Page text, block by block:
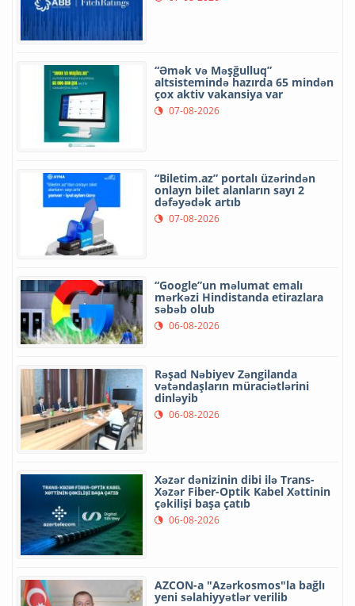
“Əmək və Məşğulluq”
altsistemində hazırda 65 mindən
çox aktiv vakansiya var
07-08-2026
“Biletim.az” portalı üzərindən
onlayn bilet alanların sayı 2
dəfəyədək artıb
07-08-2026
“Google”un məlumat emalı
mərkəzi Hindistanda etirazlara
səbəb olub
06-08-2026
Rəşad Nəbiyev Zəngilanda
vətəndaşların müraciətlərini
dinləyib
06-08-2026
Xəzər dənizinin dibi ilə Trans-
Xəzər Fiber-Optik Kabel Xəttinin
çəkilişi başa çatıb
06-08-2026
AZCON-a "Azərkosmos"la bağlı
yeni səlahiyyətlər verilib